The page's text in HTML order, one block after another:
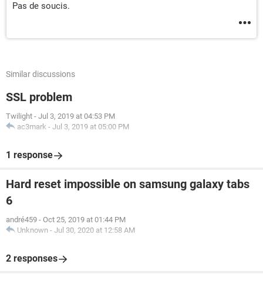
Pas de soucis.
Similar discussions
SSL problem
Twilight - Jul 3, 2019 at 04:53 PM
ac3mark - Jul 3, 2019 at 05:00 PM
1 response
Hard reset impossible on samsung galaxy tabs
6
andré459 - Oct 25, 2019 at 01:44 PM
Unknown - Jul 30, 2020 at 12:58 AM
2 responses